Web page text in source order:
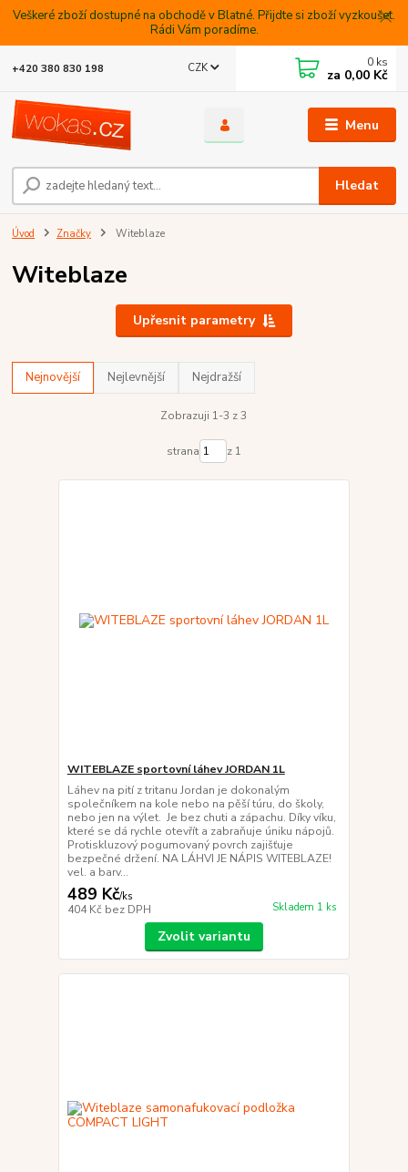
Veškeré zboží dostupné na obchodě v Blatné. Přijdte si zboží vyzkoušet.
Rádi Vám poradíme.
Menu
CZK
Hledat
+420 380 830 198 0 ks
za 0,00 Kč
Úvod Značky Witeblaze
Witeblaze
Upřesnit parametry
Nejnovější Nejlevnější Nejdražší
Zobrazuji 1-3 z 3
strana z 1
WITEBLAZE sportovní láhev JORDAN 1L
Láhev na pití z tritanu Jordan je dokonalým
společníkem na kole nebo na pěší túru, do školy,
nebo jen na výlet. Je bez chuti a zápachu. Díky víku,
které se dá rychle otevřít a zabraňuje úniku nápojů.
Protiskluzový pogumovaný povrch zajišťuje
bezpečné držení. NA LÁHVI JE NÁPIS WITEBLAZE!
vel. a barv...
489 Kč/ks
404 Kč bez DPH Skladem 1 ks
Zvolit variantu